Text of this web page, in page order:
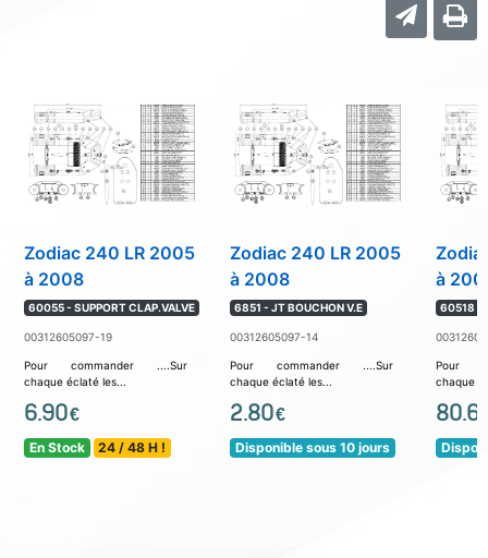
Zodiac 240 LR 2005
à 2008
60055 - SUPPORT CLAP.VALVE
00312605097-19
Pour commander ....Sur
chaque éclaté les...
6.90€
En Stock 24 / 48 H !
Zodiac 240 LR 2005
à 2008
6851 - JT BOUCHON V.E
00312605097-14
Pour commander ....Sur
chaque éclaté les...
2.80€
Disponible sous 10 jours
à
60518 -
Pour
chaque